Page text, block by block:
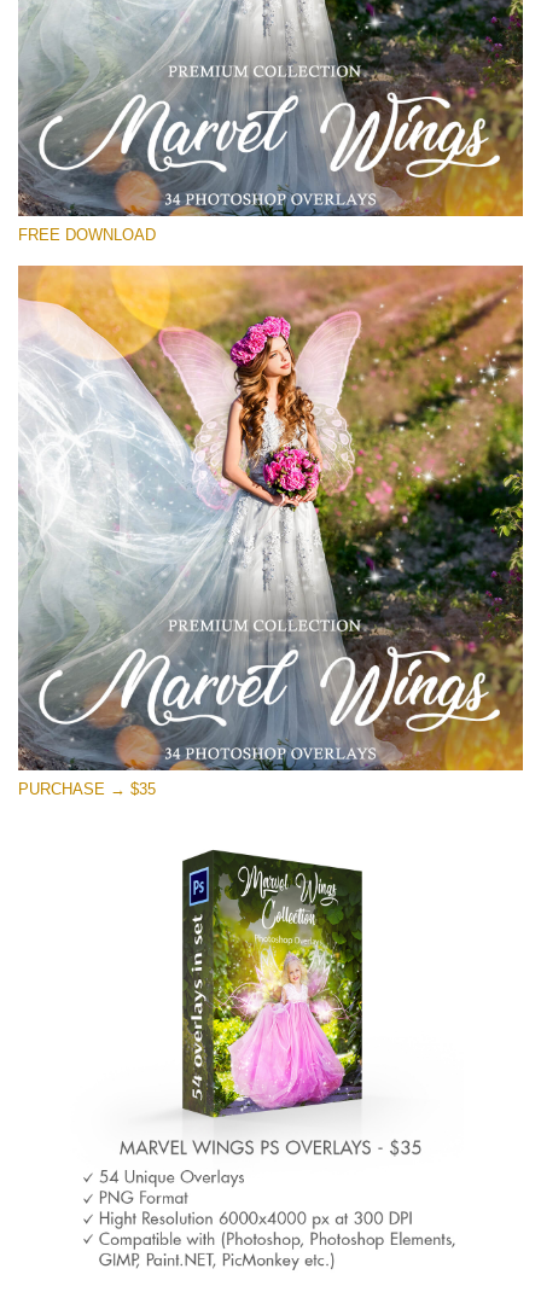
Lütfen seçin
Free PNG Overlay #12
Small 800*533px
Marvel Wings
(34 Overlays)
Sunlight Collection
(290 Overlays)
Large 6000*4000px
Entire Collection
(1783 Overlays)
Large 6000*4000px
Ücretsiz indirin
FREE DOWNLOAD
PURCHASE → $35